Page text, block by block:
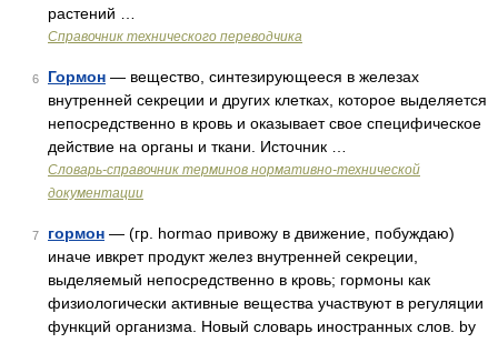
растений …
Справочник технического переводчика
6 Гормон — вещество, синтезирующееся в железах
внутренней секреции и других клетках, которое выделяется
непосредственно в кровь и оказывает свое специфическое
действие на органы и ткани. Источник …
Словарь-справочник терминов нормативно-технической
документации
7 гормон — (гр. hormao привожу в движение, побуждаю)
иначе ивкрет продукт желез внутренней секреции,
выделяемый непосредственно в кровь; гормоны как
физиологически активные вещества участвуют в регуляции
функций организма. Новый словарь иностранных слов. by